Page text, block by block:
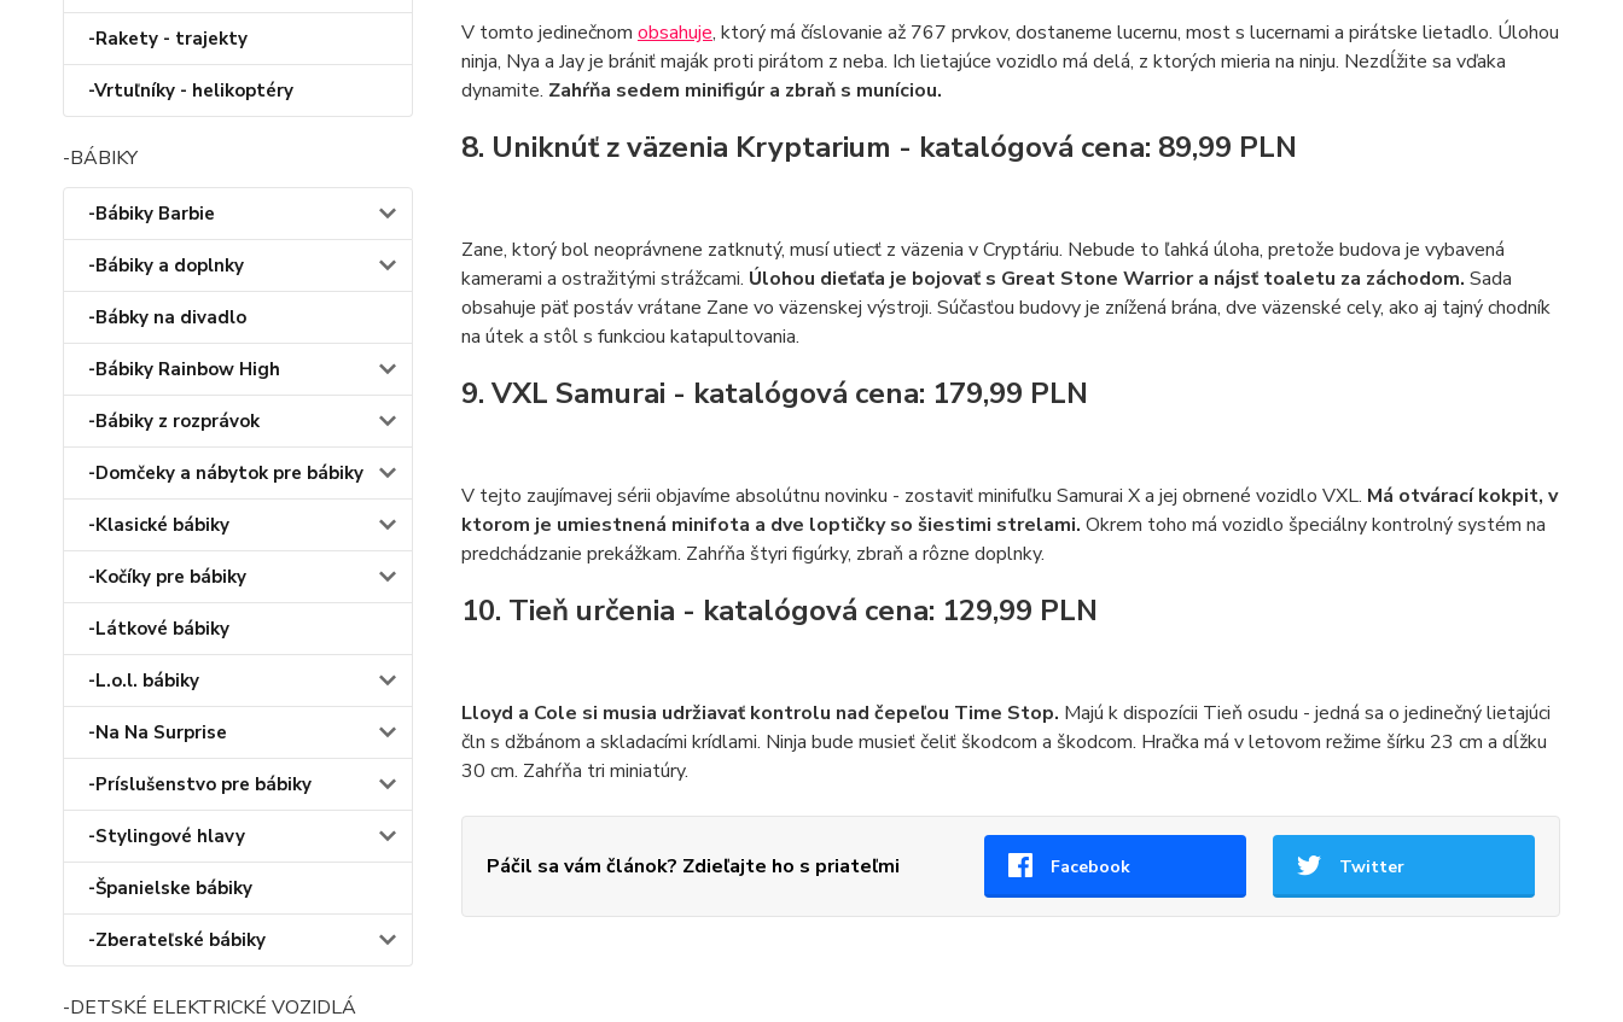
-Rakety - trajekty
-Vrtuľníky - helikoptéry
-BÁBIKY
-Bábiky Barbie
-Bábiky a doplnky
-Bábky na divadlo
-Bábiky Rainbow High
-Bábiky z rozprávok
-Domčeky a nábytok pre bábiky
-Klasické bábiky
-Kočíky pre bábiky
-Látkové bábiky
-L.o.l. bábiky
-Na Na Surprise
-Príslušenstvo pre bábiky
-Stylingové hlavy
-Španielske bábiky
-Zberateľské bábiky
-DETSKÉ ELEKTRICKÉ VOZIDLÁ
V tomto jedinečnom obsahuje, ktorý má číslovanie až 767 prvkov, dostaneme lucernu, most s lucernami a pirátske lietadlo. Úlohou
ninja, Nya a Jay je brániť maják proti pirátom z neba. Ich lietajúce vozidlo má delá, z ktorých mieria na ninju. Nezdĺžite sa vďaka
dynamite. Zahŕňa sedem minifigúr a zbraň s muníciou.
8. Uniknúť z väzenia Kryptarium - katalógová cena: 89,99 PLN
Zane, ktorý bol neoprávnene zatknutý, musí utiecť z väzenia v Cryptáriu. Nebude to ľahká úloha, pretože budova je vybavená
kamerami a ostražitými strážcami. Úlohou dieťaťa je bojovať s Great Stone Warrior a nájsť toaletu za záchodom. Sada
obsahuje päť postáv vrátane Zane vo väzenskej výstroji. Súčasťou budovy je znížená brána, dve väzenské cely, ako aj tajný chodník
na útek a stôl s funkciou katapultovania.
9. VXL Samurai - katalógová cena: 179,99 PLN
V tejto zaujímavej sérii objavíme absolútnu novinku - zostaviť minifuľku Samurai X a jej obrnené vozidlo VXL. Má otvárací kokpit, v
ktorom je umiestnená minifota a dve loptičky so šiestimi strelami. Okrem toho má vozidlo špeciálny kontrolný systém na
predchádzanie prekážkam. Zahŕňa štyri figúrky, zbraň a rôzne doplnky.
10. Tieň určenia - katalógová cena: 129,99 PLN
Lloyd a Cole si musia udržiavať kontrolu nad čepeľou Time Stop. Majú k dispozícii Tieň osudu - jedná sa o jedinečný lietajúci
čln s džbánom a skladacími krídlami. Ninja bude musieť čeliť škodcom a škodcom. Hračka má v letovom režime šírku 23 cm a dĺžku
30 cm. Zahŕňa tri miniatúry.
Páčil sa vám článok? Zdieľajte ho s priateľmi Facebook Twitter